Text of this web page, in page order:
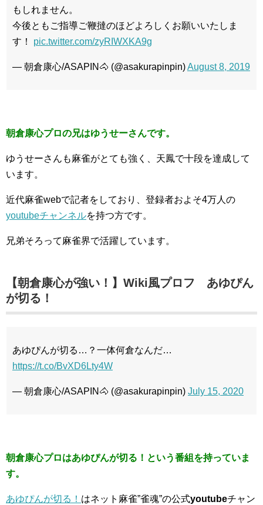
もしれません。
今後ともご指導ご鞭撻のほどよろしくお願いいたしま
す！ pic.twitter.com/zyRIWXKA9g
— 朝倉康心/ASAPIN🐴 (@asakurapinpin)August 8, 2019
朝倉康心プロの兄はゆうせーさんです。
ゆうせーさんも麻雀がとても強く、天鳳で十段を達成して
います。
近代麻雀webで記者をしており、登録者およそ4万人の
youtubeチャンネルを持つ方です。
兄弟そろって麻雀界で活躍しています。
【朝倉康心が強い！】Wiki風プロフ あゆぴん
が切る！
あゆぴんが切る…？一体何倉なんだ…
https://t.co/BvXD6Lty4W
— 朝倉康心/ASAPIN🐴 (@asakurapinpin) July 15, 2020
朝倉康心プロはあゆぴんが切る！という番組を持っていま
す。
あゆぴんが切る！ はネット麻雀”雀魂”の公式youtubeチャン